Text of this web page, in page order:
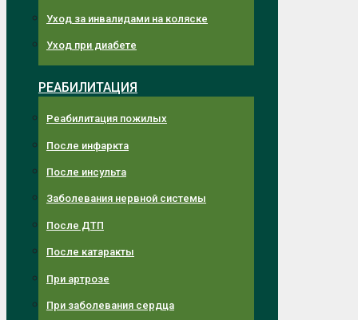
Уход за инвалидами на коляске
Уход при диабете
РЕАБИЛИТАЦИЯ
Реабилитация пожилых
После инфаркта
После инсульта
Заболевания нервной системы
После ДТП
После катаракты
При артрозе
При заболевания сердца